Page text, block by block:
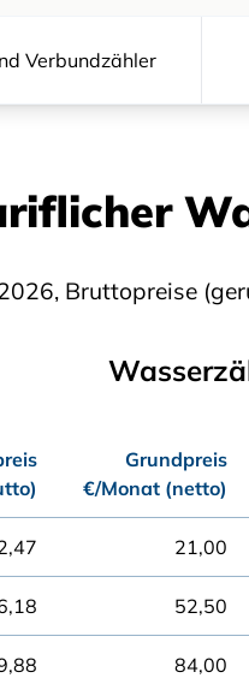
Verbundzähler
Bruttopreise
Grundpreis
€/Monat (netto)
21,00
52,50
84,00